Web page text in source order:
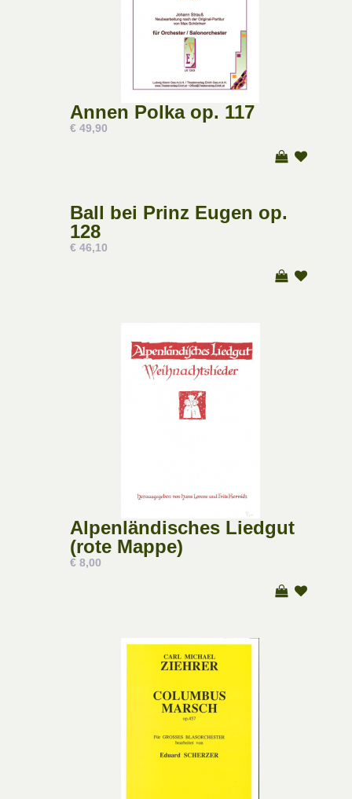
Annen Polka op. 117
€ 49,90
Ball bei Prinz Eugen op.
128
€ 46,10
Alpenländisches Liedgut
(rote Mappe)
€ 8,00